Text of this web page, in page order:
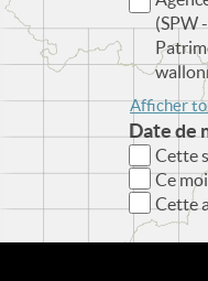
(SPW
Afficher
Date de
Cette
Ce
Cette